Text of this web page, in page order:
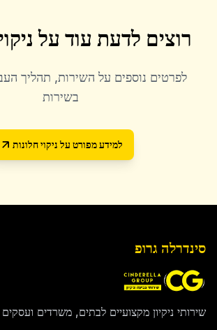
רוצים לדעת עוד על
לפרטים נוספים על השירות, תהליך
בשירות
למידע מפורט על ניקוי חלונות
סינדרלה גרופ
שירותי ניקיון מקצועיים לבתים, משרדים